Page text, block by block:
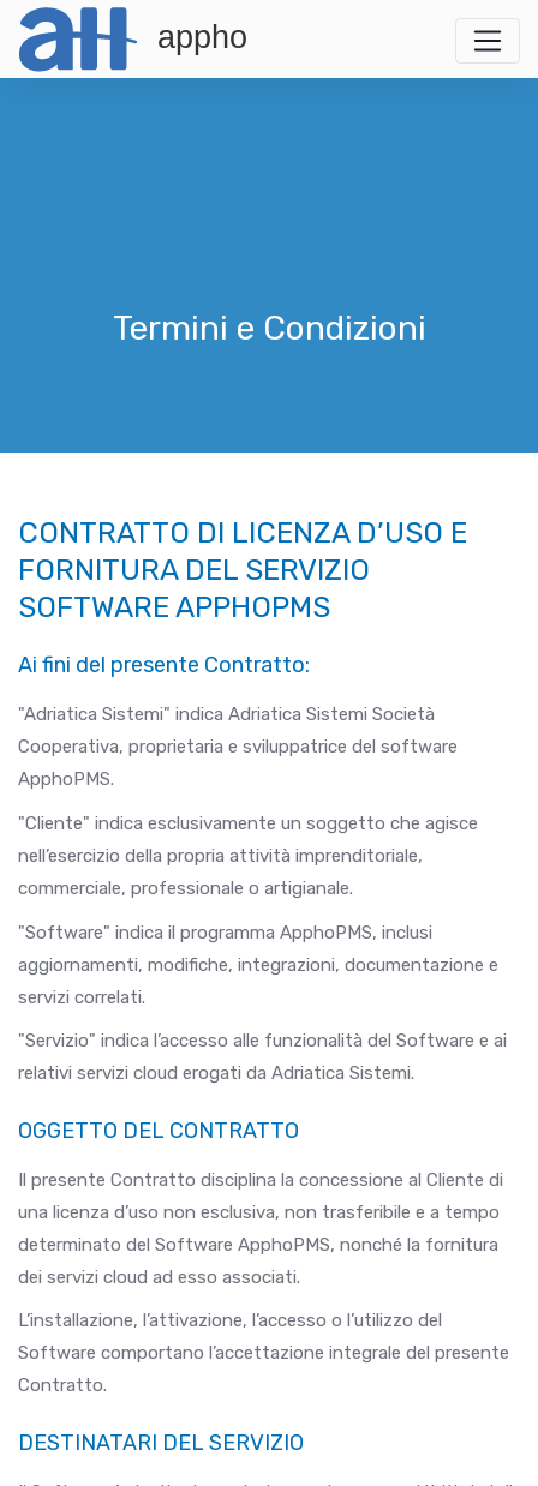
appho
Termini e Condizioni
CONTRATTO DI LICENZA D’USO E
FORNITURA DEL SERVIZIO
SOFTWARE APPHOPMS
Ai fini del presente Contratto:
"Adriatica Sistemi" indica Adriatica Sistemi Società
Cooperativa, proprietaria e sviluppatrice del software
ApphoPMS.
"Cliente" indica esclusivamente un soggetto che agisce
nell’esercizio della propria attività imprenditoriale,
commerciale, professionale o artigianale.
"Software" indica il programma ApphoPMS, inclusi
aggiornamenti, modifiche, integrazioni, documentazione e
servizi correlati.
"Servizio" indica l’accesso alle funzionalità del Software e ai
relativi servizi cloud erogati da Adriatica Sistemi.
OGGETTO DEL CONTRATTO
Il presente Contratto disciplina la concessione al Cliente di
una licenza d’uso non esclusiva, non trasferibile e a tempo
determinato del Software ApphoPMS, nonché la fornitura
dei servizi cloud ad esso associati.
L’installazione, l’attivazione, l’accesso o l’utilizzo del
Software comportano l’accettazione integrale del presente
Contratto.
DESTINATARI DEL SERVIZIO